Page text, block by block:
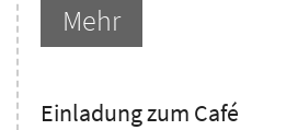
Mehr
Einladung zum Café